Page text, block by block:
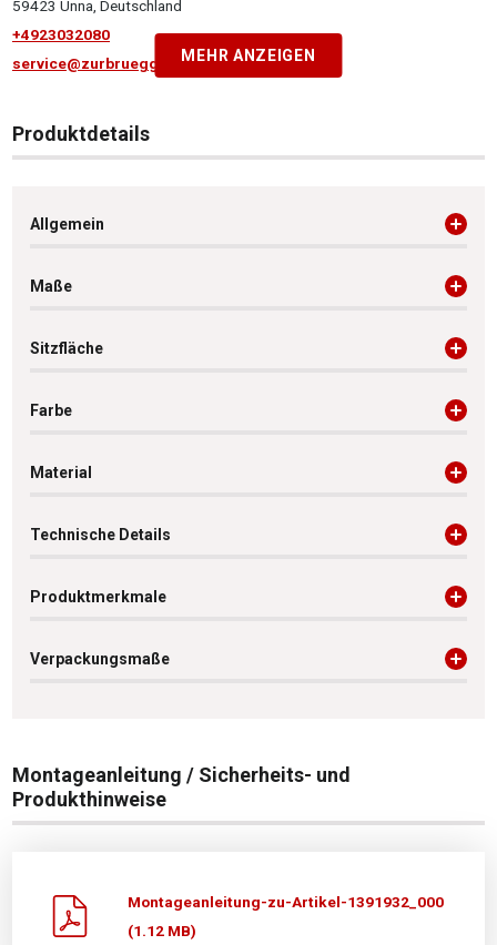
59423 Unna, Deutschland
+4923032080
service@zurbrueggen.deMEHR ANZEIGEN
Produktdetails
Allgemein
Maße
Sitzfläche
Farbe
Material
Technische Details
Produktmerkmale
Verpackungsmaße
Montageanleitung / Sicherheits- und
Produkthinweise
Montageanleitung-zu-Artikel-1391932_000
(1.12 MB)